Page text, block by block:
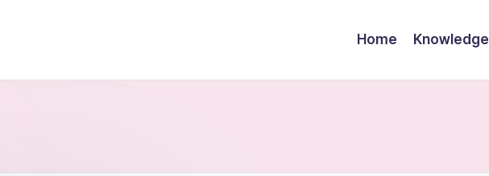
Home Knowledge